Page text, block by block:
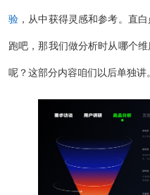
验 ，从中获得灵感和参考。直
跑吧，那我们做分析时从哪个
呢？这部分内容咱们以后单独讲。